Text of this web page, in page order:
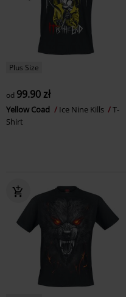
Plus Size
od 99.90 zł
Yellow Coad Ice Nine Kills
T-
Shirt